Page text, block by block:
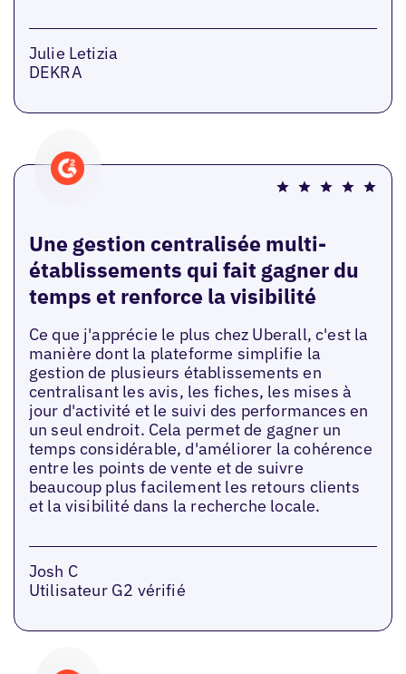
Julie Letizia
DEKRA
Une gestion centralisée multi-
établissements qui fait gagner du
temps et renforce la visibilité
Ce que j'apprécie le plus chez Uberall, c'est la
manière dont la plateforme simplifie la
gestion de plusieurs établissements en
centralisant les avis, les fiches, les mises à
jour d'activité et le suivi des performances en
un seul endroit. Cela permet de gagner un
temps considérable, d'améliorer la cohérence
entre les points de vente et de suivre
beaucoup plus facilement les retours clients
et la visibilité dans la recherche locale.
Josh C
Utilisateur G2 vérifié